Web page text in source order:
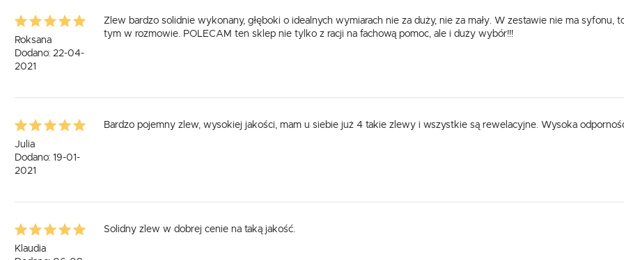
Roksana
Dodano: 22-04-
2021
Zlew bardzo solidnie wykonany, głęboki o idealnych wymiarach nie za duży, nie za mały. W zestawie nie ma syfonu,
tym w rozmowie. POLECAM ten sklep nie tylko z racji na fachową pomoc, ale i duży wybór!!!
Julia
Dodano: 19-01-
2021
Bardzo pojemny zlew, wysokiej jakości, mam u siebie już 4 takie zlewy i wszystkie są rewelacyjne. Wysoka
Klaudia
Solidny zlew w dobrej cenie na taką jakość.